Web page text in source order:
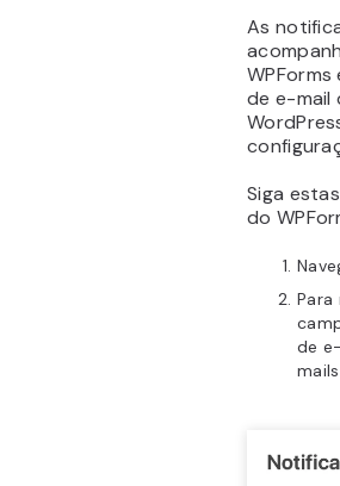
As
de e-mail
Siga
do
de